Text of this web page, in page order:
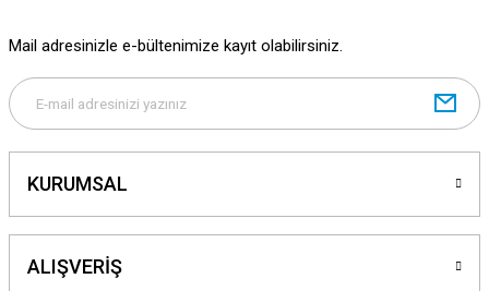
Gönder
Mail adresinizle e-bültenimize kayıt olabilirsiniz.
KURUMSAL
ALIŞVERİŞ